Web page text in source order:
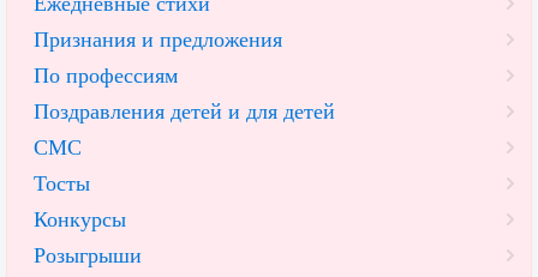
Признания и предложения
По профессиям
Поздравления детей и для детей
СМС
Тосты
Конкурсы
Розыгрыши